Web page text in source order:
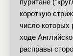
пуритане
короткую
число которых
ходе
расправы